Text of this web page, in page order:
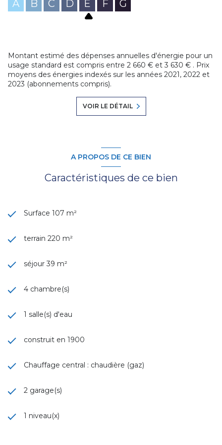
A B C D E F G
Montant estimé des dépenses annuelles d'énergie pour un
usage standard est compris entre 2 660 € et 3 630 € . Prix
moyens des énergies indexés sur les années 2021, 2022 et
2023 (abonnements compris).
VOIR LE DÉTAIL
A PROPOS DE CE BIEN
Caractéristiques de ce bien
Surface 107 m²
terrain 220 m²
séjour 39 m²
4 chambre(s)
1 salle(s) d'eau
construit en 1900
Chauffage central : chaudière (gaz)
2 garage(s)
1 niveau(x)